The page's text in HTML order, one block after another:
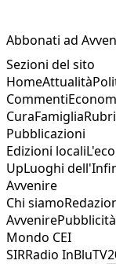
Abbonati ad
Sezioni del sito
HomeAttualità
Commenti
CuraFamiglia
Pubblicazioni
Edizioni locali
UpLuoghi
Avvenire
Chi siamo
AvvenirePubblicità
Mondo CEI
SIRRadio InBlu